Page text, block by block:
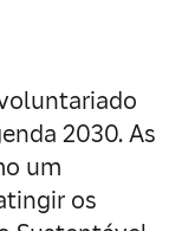
2030. As
um
os